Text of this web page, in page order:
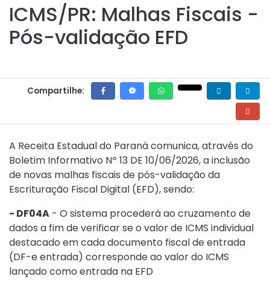
ICMS/PR: Malhas Fiscais -
Pós-validação EFD
Compartilhe:
A Receita Estadual do Paraná comunica, através do
Boletim Informativo Nº 13 DE 10/06/2026, a inclusão
de novas malhas fiscais de pós-validação da
Escrituração Fiscal Digital (EFD), sendo:
- DF04A - O sistema procederá ao cruzamento de
dados a fim de verificar se o valor de ICMS individual
destacado em cada documento fiscal de entrada
(DF-e entrada) corresponde ao valor do ICMS
lançado como entrada na EFD